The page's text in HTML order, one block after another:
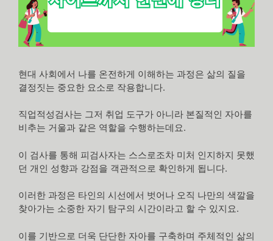
현대 사회에서 나를 온전하게 이해하는 과정은 삶의 질을
결정짓는 중요한 요소로 작용합니다.
직업적성검사는 그저 취업 도구가 아니라 본질적인 자아를
비추는 거울과 같은 역할을 수행하는데요.
이 검사를 통해 피검사자는 스스로조차 미처 인지하지 못했
던 개인 성향과 강점을 객관적으로 확인하게 됩니다.
이러한 과정은 타인의 시선에서 벗어나 오직 나만의 색깔을
찾아가는 소중한 자기 탐구의 시간이라고 할 수 있지요.
이를 기반으로 더욱 단단한 자아를 구축하며 주체적인 삶의